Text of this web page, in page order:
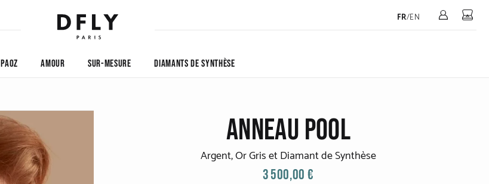
FR/EN
PAOZ AMOUR SUR-MESURE DIAMANTS DE SYNTHÈSE
ANNEAU POOL
Argent, Or Gris et Diamant de Synthèse
3 500,00 €